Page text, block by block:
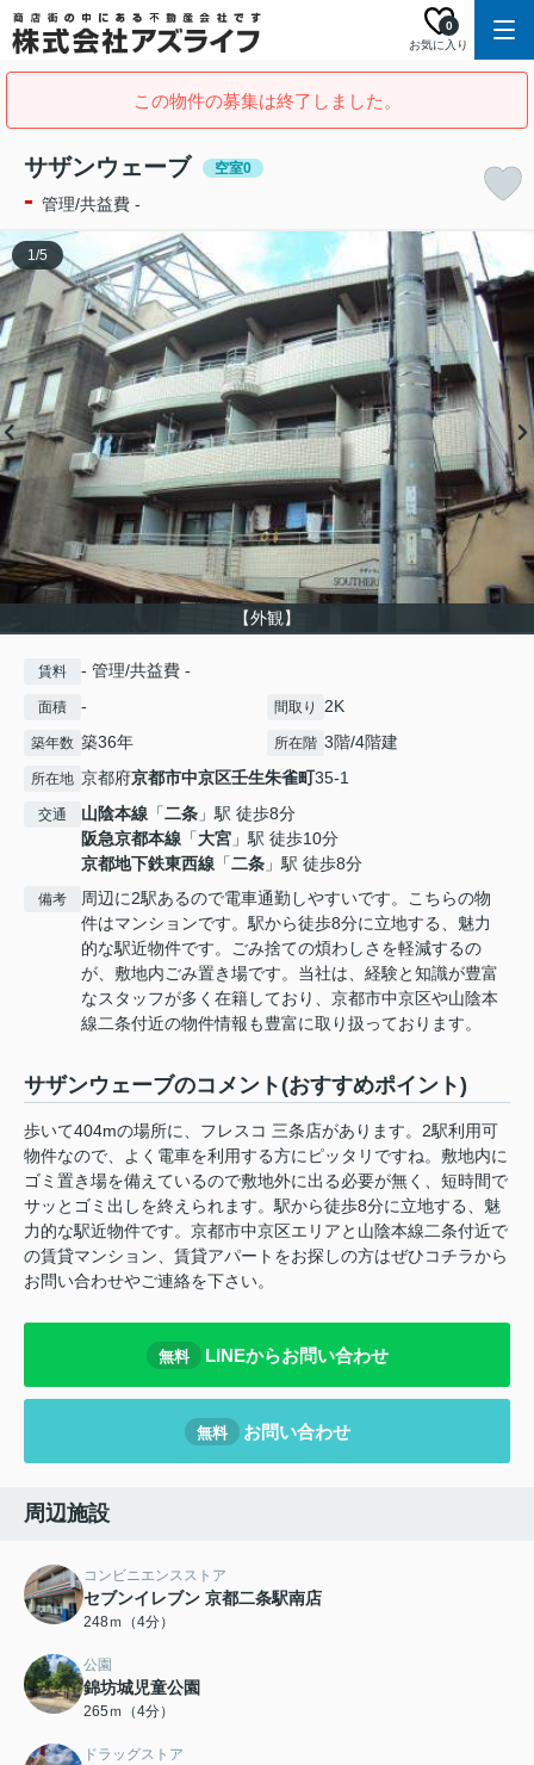
お気に入り
0
この物件の募集は終了しました。
サザンウェーブ 空室0
- 管理/共益費 -
【外観】
1/5
賃料 - 管理/共益費 -
面積 - 間取り 2K
築年数 築36年 所在階 3階/4階建
所在地 京都府京都市中京区壬生朱雀町35-1
交通 山陰本線 「二条 」駅 徒歩8分
阪急京都本線 「大宮 」駅 徒歩10分
京都地下鉄東西線 「二条 」駅 徒歩8分
備考
周辺に2駅あるので電車通勤しやすいです。こちらの物
件はマンションです。駅から徒歩8分に立地する、魅力
的な駅近物件です。ごみ捨ての煩わしさを軽減するの
が、敷地内ごみ置き場です。当社は、経験と知識が豊富
なスタッフが多く在籍しており、京都市中京区や山陰本
線二条付近の物件情報も豊富に取り扱っております。
サザンウェーブのコメント(おすすめポイント)
歩いて404mの場所に、フレスコ 三条店があります。2駅利用可
物件なので、よく電車を利用する方にピッタリですね。敷地内に
ゴミ置き場を備えているので敷地外に出る必要が無く、短時間で
サッとゴミ出しを終えられます。駅から徒歩8分に立地する、魅
力的な駅近物件です。京都市中京区エリアと山陰本線二条付近で
の賃貸マンション、賃貸アパートをお探しの方はぜひコチラから
お問い合わせやご連絡を下さい。
無料 LINEからお問い合わせ
無料 お問い合わせ
周辺施設
コンビニエンスストア
セブンイレブン 京都二条駅南店
248ｍ（4分）
公園
錦坊城児童公園
265ｍ（4分）
ドラッグストア